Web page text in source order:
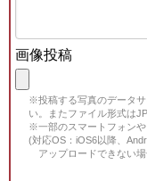
画像投稿
※投稿する写真のデータ
い。またファイル形式は
※一部のスマートフォンや
(対応OS：iOS6以降、
アップロードできない場